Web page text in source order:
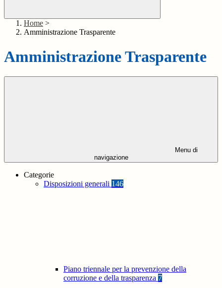
Home >
Amministrazione Trasparente
Amministrazione Trasparente
Menu di
navigazione
Categorie
Disposizioni generali 146
Piano triennale per la prevenzione della
corruzione e della trasparenza 7